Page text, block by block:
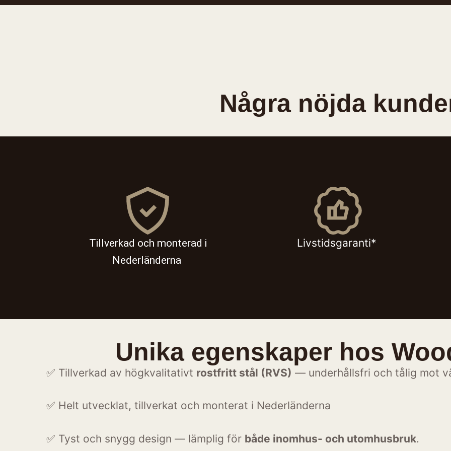
Några nöjda
Tillverkad och monterad i
Nederländerna
Livstidsgaranti*
Unika egenskaper hos
✅ Tillverkad av högkvalitativt rostfritt stål (RVS) — underhållsfri och tålig mot
✅ Helt utvecklat, tillverkat och monterat i Nederländerna
✅ Tyst och snygg design — lämplig för både inomhus- och utomhusbruk.